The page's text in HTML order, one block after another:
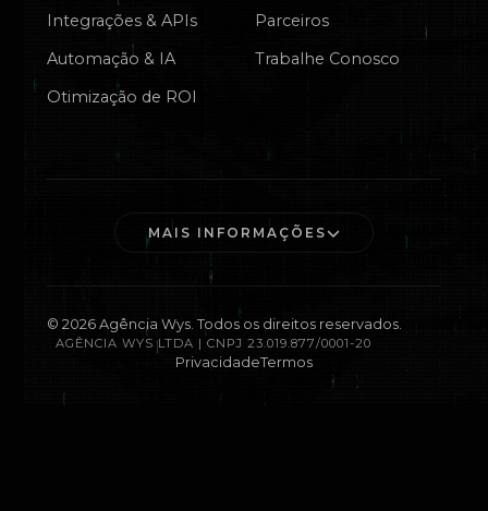
Integrações & APIs
Automação & IA
Otimização de ROI
Parceiros
Trabalhe Conosco
MAIS INFORMAÇÕES
© 2026Agência Wys. Todos os direitos reservados.
AGÊNCIA WYS LTDA | CNPJ 23.019.877/0001-20
PrivacidadeTermos